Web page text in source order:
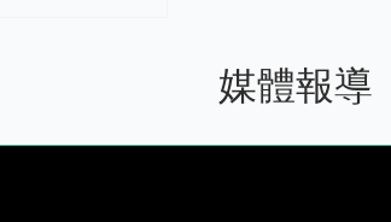
媒體報導